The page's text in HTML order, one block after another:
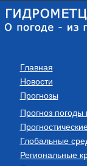
Главная
Новости
Прогнозы
Прогноз
Глобальные
Региональные